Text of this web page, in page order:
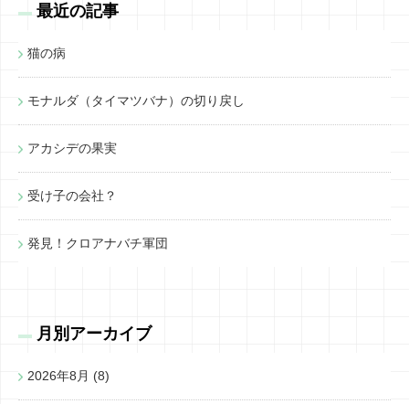
最近の記事
猫の病
モナルダ（タイマツバナ）の切り戻し
アカシデの果実
受け子の会社？
発見！クロアナバチ軍団
月別アーカイブ
2026年8月 (8)